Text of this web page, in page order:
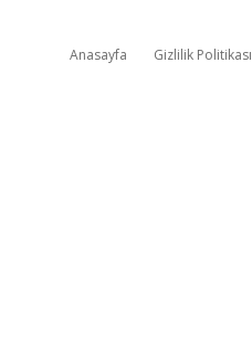
Anasayfa Gizlilik Politikası